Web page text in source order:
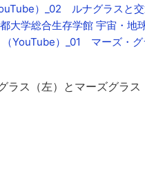
）_02 ルナグラスと
都大学総合生存学館 宇宙・地
YouTube）_01 マーズ・グ
ラス（左）とマーズグラス